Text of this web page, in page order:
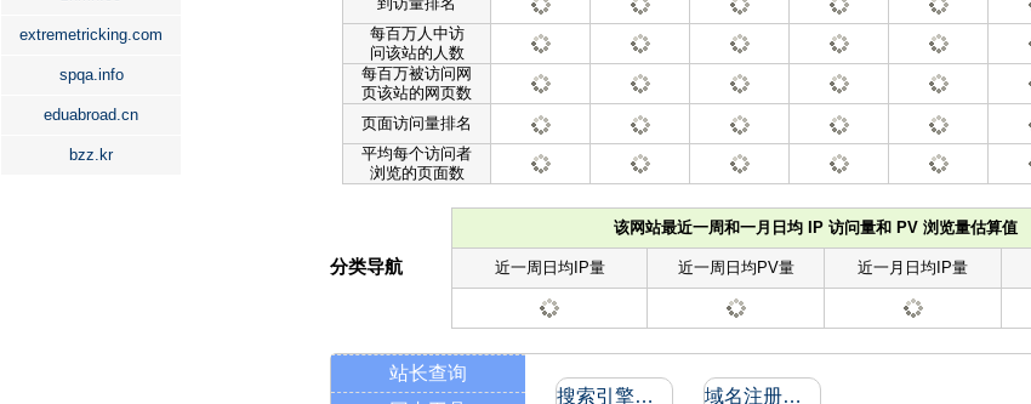
extremetricking.com
spqa.info
eduabroad.cn
bzz.kr
每百万人中访
问该站的人数
每百万被访问网
页该站的网页数
页面访问量排名
平均每个访问者
浏览的页面数
该网站最近一周和一月日均 IP 访问量和 PV 浏览量估算值
近一周日均IP量 近一周日均PV量 近一月日均IP量
分类导航
站长查询
搜索引擎收录和反向链接 域名注册信息